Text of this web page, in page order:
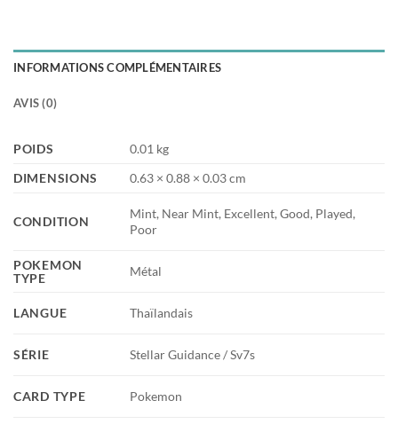
INFORMATIONS COMPLÉMENTAIRES
AVIS (0)
POIDS
0.01 kg
DIMENSIONS
0.63 × 0.88 × 0.03 cm
CONDITION
Mint, Near Mint, Excellent, Good, Played,
Poor
POKEMON
TYPE
Métal
LANGUE Thaïlandais
SÉRIE Stellar Guidance / Sv7s
CARD TYPE Pokemon